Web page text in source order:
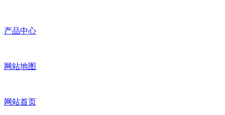
产品中心
网站地图
网站首页